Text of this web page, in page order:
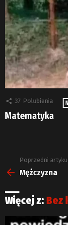
37 Polubienia
Matematyka
Zobacz
więcej
Poprzedni
Mężczyzna
Więcej z: Bez